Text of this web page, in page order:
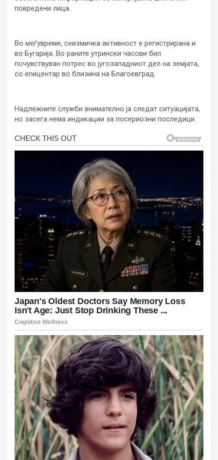
повредени лица.
Во меѓувреме, сеизмичка активност е регистрирана и
во Бугарија. Во раните утрински часови бил
почувствуван потрес во југозападниот дел на земјата,
со епицентар во близина на Благоевград.
Надлежните служби внимателно ја следат ситуацијата,
но засега нема индикации за посериозни последици.